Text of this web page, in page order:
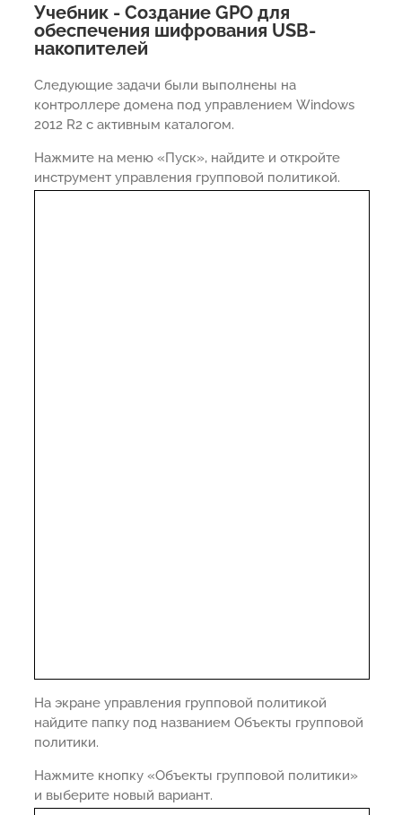
Учебник - Создание GPO для
обеспечения шифрования USB-
накопителей
Следующие задачи были выполнены на
контроллере домена под управлением Windows
2012 R2 с активным каталогом.
Нажмите на меню «Пуск», найдите и откройте
инструмент управления групповой политикой.
На экране управления групповой политикой
найдите папку под названием Объекты групповой
политики.
Нажмите кнопку «Объекты групповой политики»
и выберите новый вариант.